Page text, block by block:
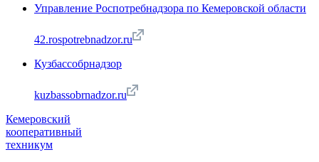
Управление Роспотребнадзора по Кемеровской области
42.rospotrebnadzor.ru
Кузбассобрнадзор
kuzbassobrnadzor.ru
Кемеровский
кооперативный
техникум